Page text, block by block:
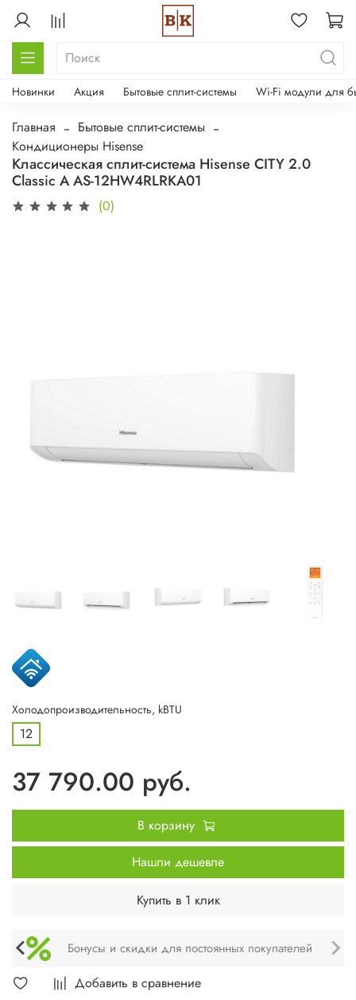
Новинки Акция Бытовые сплит-системы Wi-Fi модули для
Главная
Бытовые сплит-системы
Кондиционеры Hisense
Классическая cплит-система Hisense CITY 2.0
Classic A AS-12HW4RLRKA01
(0)
Добавить в сравнение
Холодопроизводительность, kBTU
12
37 790.00 руб.
В корзину
Нашли дешевле
Купить в 1 клик
Техническое обслуживание и монтаж